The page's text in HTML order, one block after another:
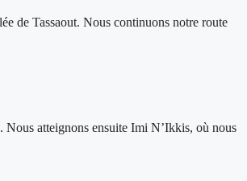
de Tassaout. Nous continuons notre route
atteignons ensuite Imi N’Ikkis, où nous